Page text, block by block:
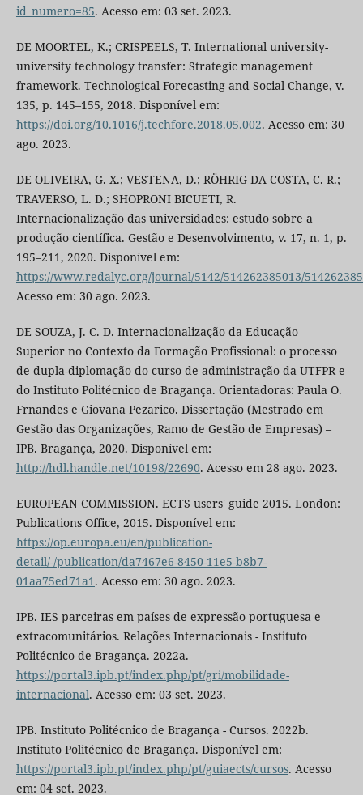
id_numero=85. Acesso em: 03 set. 2023.
DE MOORTEL, K.; CRISPEELS, T. International university-
university technology transfer: Strategic management
framework. Technological Forecasting and Social Change, v.
135, p. 145–155, 2018. Disponível em:
https://doi.org/10.1016/j.techfore.2018.05.002. Acesso em: 30
ago. 2023.
DE OLIVEIRA, G. X.; VESTENA, D.; RÖHRIG DA COSTA, C. R.;
TRAVERSO, L. D.; SHOPRONI BICUETI, R.
Internacionalização das universidades: estudo sobre a
produção científica. Gestão e Desenvolvimento, v. 17, n. 1, p.
195–211, 2020. Disponível em:
https://www.redalyc.org/journal/5142/514262385013/
Acesso em: 30 ago. 2023.
DE SOUZA, J. C. D. Internacionalização da Educação
Superior no Contexto da Formação Profissional: o processo
de dupla-diplomação do curso de administração da UTFPR e
do Instituto Politécnico de Bragança. Orientadoras: Paula O.
Frnandes e Giovana Pezarico. Dissertação (Mestrado em
Gestão das Organizações, Ramo de Gestão de Empresas) –
IPB. Bragança, 2020. Disponível em:
http://hdl.handle.net/10198/22690. Acesso em 28 ago. 2023.
EUROPEAN COMMISSION. ECTS users' guide 2015. London:
Publications Office, 2015. Disponível em:
https://op.europa.eu/en/publication-
detail/-/publication/da7467e6-8450-11e5-b8b7-
01aa75ed71a1. Acesso em: 30 ago. 2023.
IPB. IES parceiras em países de expressão portuguesa e
extracomunitários. Relações Internacionais - Instituto
Politécnico de Bragança. 2022a.
https://portal3.ipb.pt/index.php/pt/gri/mobilidade-
internacional. Acesso em: 03 set. 2023.
IPB. Instituto Politécnico de Bragança - Cursos. 2022b.
Instituto Politécnico de Bragança. Disponível em:
https://portal3.ipb.pt/index.php/pt/guiaects/cursos. Acesso
em: 04 set. 2023.